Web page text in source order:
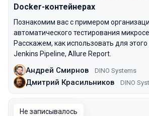
Docker-контейнерах
Познакомим вас с примером
автоматического тестирования
Расскажем, как использовать для этого
Jenkins Pipeline, Allure Report.
Андрей Смирнов DINO Systems
Дмитрий Красильников DINO
Не записывалось